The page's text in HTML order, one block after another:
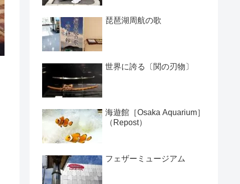
琵琶湖周航の歌
世界に誇る〔関の刃物〕
海遊館［Osaka Aquarium］
（Repost）
フェザーミュージアム